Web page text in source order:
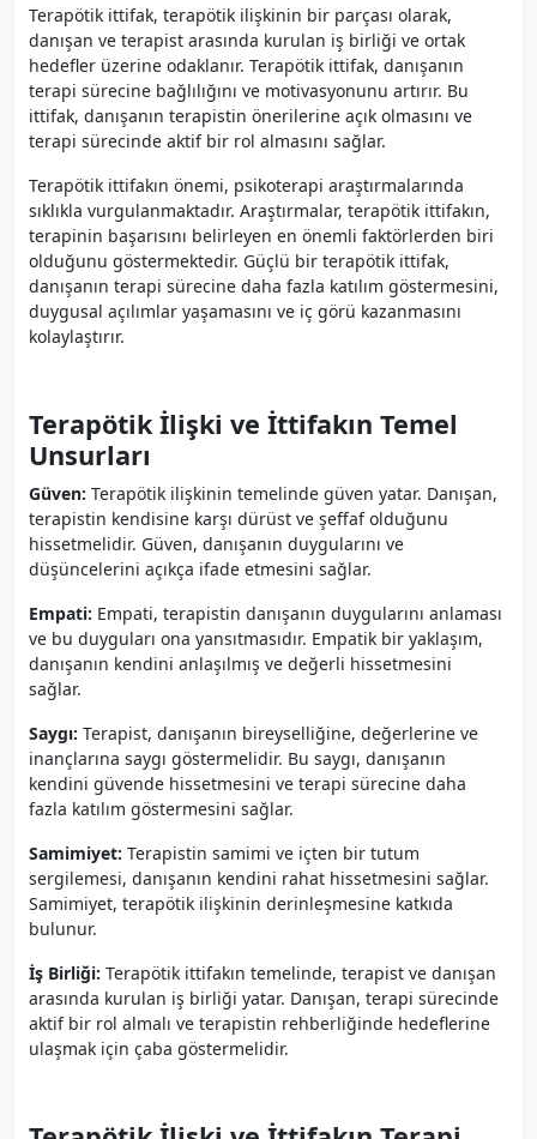
Terapötik ittifak, terapötik ilişkinin bir parçası olarak,
danışan ve terapist arasında kurulan iş birliği ve ortak
hedefler üzerine odaklanır. Terapötik ittifak, danışanın
terapi sürecine bağlılığını ve motivasyonunu artırır. Bu
ittifak, danışanın terapistin önerilerine açık olmasını ve
terapi sürecinde aktif bir rol almasını sağlar.
Terapötik ittifakın önemi, psikoterapi araştırmalarında
sıklıkla vurgulanmaktadır. Araştırmalar, terapötik ittifakın,
terapinin başarısını belirleyen en önemli faktörlerden biri
olduğunu göstermektedir. Güçlü bir terapötik ittifak,
danışanın terapi sürecine daha fazla katılım göstermesini,
duygusal açılımlar yaşamasını ve iç görü kazanmasını
kolaylaştırır.
Terapötik İlişki ve İttifakın Temel
Unsurları
Güven: Terapötik ilişkinin temelinde güven yatar. Danışan,
terapistin kendisine karşı dürüst ve şeffaf olduğunu
hissetmelidir. Güven, danışanın duygularını ve
düşüncelerini açıkça ifade etmesini sağlar.
Empati: Empati, terapistin danışanın duygularını anlaması
ve bu duyguları ona yansıtmasıdır. Empatik bir yaklaşım,
danışanın kendini anlaşılmış ve değerli hissetmesini
sağlar.
Saygı: Terapist, danışanın bireyselliğine, değerlerine ve
inançlarına saygı göstermelidir. Bu saygı, danışanın
kendini güvende hissetmesini ve terapi sürecine daha
fazla katılım göstermesini sağlar.
Samimiyet: Terapistin samimi ve içten bir tutum
sergilemesi, danışanın kendini rahat hissetmesini sağlar.
Samimiyet, terapötik ilişkinin derinleşmesine katkıda
bulunur.
İş Birliği: Terapötik ittifakın temelinde, terapist ve danışan
arasında kurulan iş birliği yatar. Danışan, terapi sürecinde
aktif bir rol almalı ve terapistin rehberliğinde hedeflerine
ulaşmak için çaba göstermelidir.